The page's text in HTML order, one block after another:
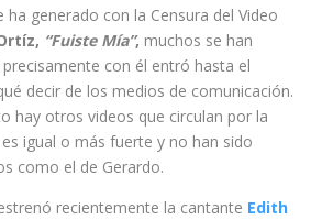
ha generado con la Censura del Video
“Fuiste Mía”, muchos se han
con él entró hasta el
decir de los medios de comunicación.
hay otros videos que circulan por la
igual o más fuerte y no han sido
como el de Gerardo.
recientemente la cantante Edith